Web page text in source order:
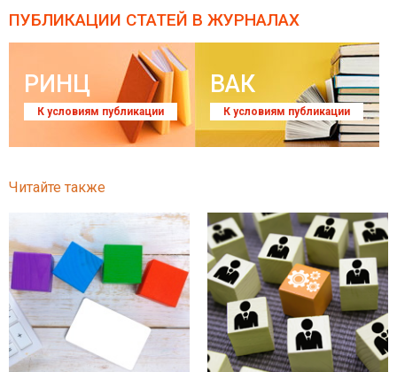
ПУБЛИКАЦИИ СТАТЕЙ В ЖУРНАЛАХ
РИНЦ
К условиям публикации
ВАК
К условиям публикации
Читайте также